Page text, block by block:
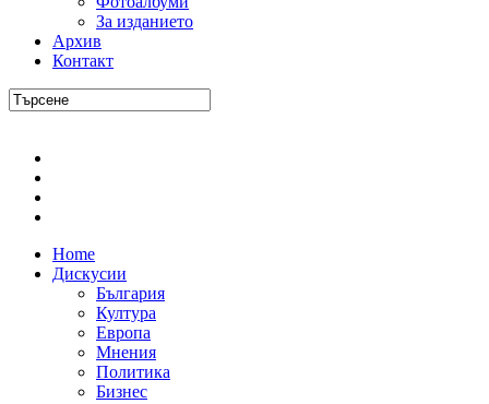
За изданието
Архив
Контакт
Home
Дискусии
България
Култура
Европа
Мнения
Политика
Бизнес